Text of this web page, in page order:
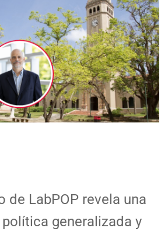
de LabPOP revela una
generalizada y